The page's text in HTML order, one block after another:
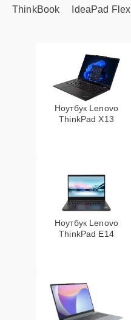
ThinkBook IdeaPad Flex
Ноутбук Lenovo
ThinkPad X13
Ноутбук Lenovo
ThinkPad E14